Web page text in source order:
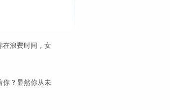
在浪费时间，女
你？显然你从未